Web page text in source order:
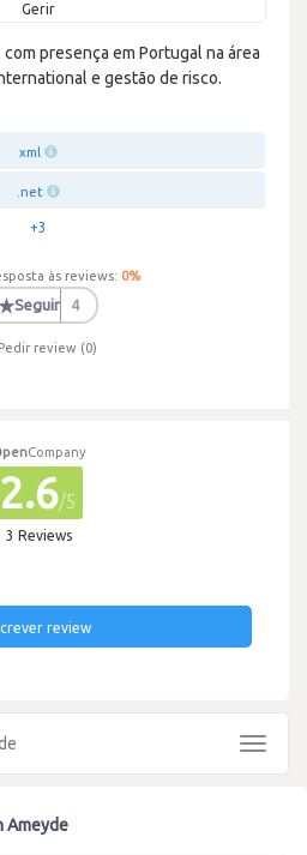
Gerir
presença em Portugal na área
e gestão de risco.
xml
.net
+3
às reviews: 0%
★Seguir 4
Pedir review (0)
penCompany
2.6/5
3 Reviews
review
Toggle
Ameyde